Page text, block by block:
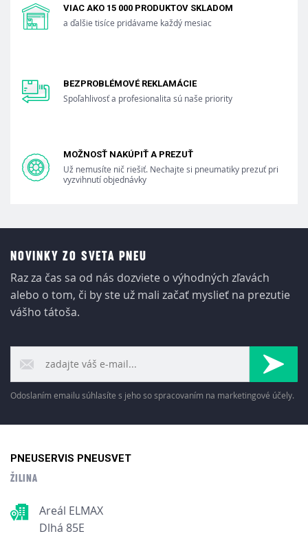
VIAC AKO 15 000 PRODUKTOV SKLADOM
a ďalšie tisíce pridávame každý mesiac
BEZPROBLÉMOVÉ REKLAMÁCIE
Spoľahlivosť a profesionalita sú naše priority
MOŽNOSŤ NAKÚPIŤ A PREZUŤ
Už nemusíte nič riešiť. Nechajte si pneumatiky prezuť pri
vyzvihnutí objednávky
NOVINKY ZO SVETA PNEU
Raz za čas sa od nás dozviete o výhodných zľavách
alebo o tom, či by ste už mali začať myslieť na prezutie
vášho tátoša.
Odoslaním emailu súhlasíte s jeho so spracovaním na marketingové účely.
PNEUSERVIS PNEUSVET
ŽILINA
Areál ELMAX
Dlhá 85E